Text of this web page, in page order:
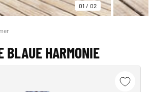
01 / 02
BLAUE HARMONIE